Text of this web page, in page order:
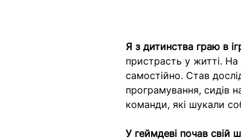
Я з дитинства граю в
пристрасть у житті.
самостійно. Став
програмування, сидів
команди, які шукали
У геймдеві почав свій